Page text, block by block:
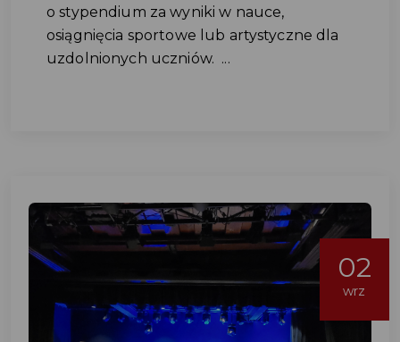
o stypendium za wyniki w nauce,
osiągnięcia sportowe lub artystyczne dla
uzdolnionych uczniów. ...
02
wrz